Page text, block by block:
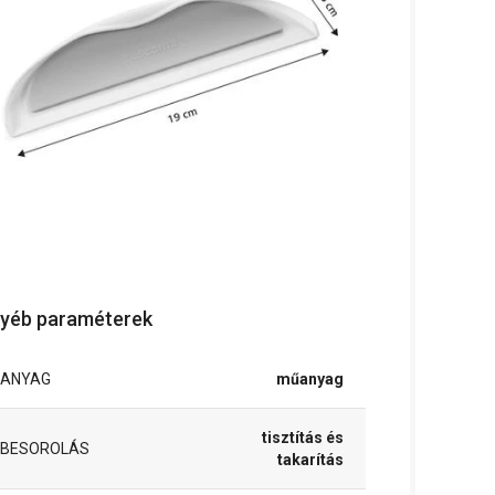
paraméterek
ANYAG műanyag
BESOROLÁS
tisztítás és
takarítás